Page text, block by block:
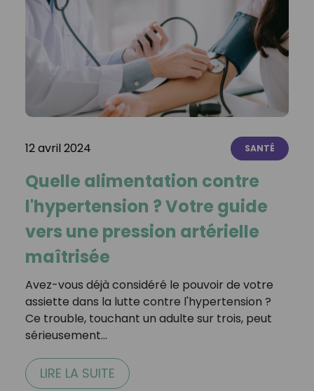
12 avril 2024 SANTÉ
Quelle alimentation contre
l'hypertension ? Votre guide
vers une pression artérielle
maîtrisée
Avez-vous déjà considéré le pouvoir de votre
assiette dans la lutte contre l'hypertension ?
Ce trouble, touchant un adulte sur trois, peut
sérieusement…
LIRE LA SUITE